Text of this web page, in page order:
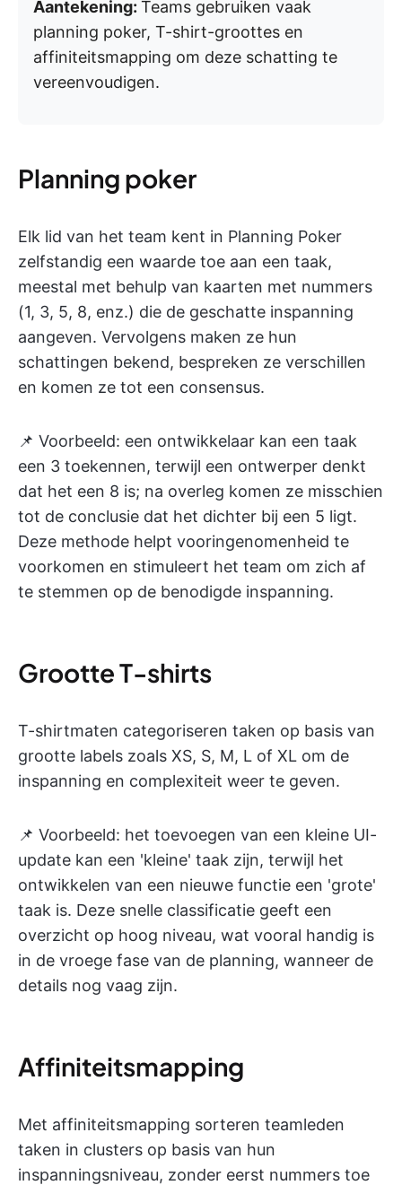
Aantekening: Teams gebruiken vaak
planning poker, T-shirt-groottes en
affiniteitsmapping om deze schatting te
vereenvoudigen.
Planning poker
Elk lid van het team kent in Planning Poker
zelfstandig een waarde toe aan een taak,
meestal met behulp van kaarten met nummers
(1, 3, 5, 8, enz.) die de geschatte inspanning
aangeven. Vervolgens maken ze hun
schattingen bekend, bespreken ze verschillen
en komen ze tot een consensus.
📌 Voorbeeld: een ontwikkelaar kan een taak
een 3 toekennen, terwijl een ontwerper denkt
dat het een 8 is; na overleg komen ze misschien
tot de conclusie dat het dichter bij een 5 ligt.
Deze methode helpt vooringenomenheid te
voorkomen en stimuleert het team om zich af
te stemmen op de benodigde inspanning.
Grootte T-shirts
T-shirtmaten categoriseren taken op basis van
grootte labels zoals XS, S, M, L of XL om de
inspanning en complexiteit weer te geven.
📌 Voorbeeld: het toevoegen van een kleine UI-
update kan een 'kleine' taak zijn, terwijl het
ontwikkelen van een nieuwe functie een 'grote'
taak is. Deze snelle classificatie geeft een
overzicht op hoog niveau, wat vooral handig is
in de vroege fase van de planning, wanneer de
details nog vaag zijn.
Affiniteitsmapping
Met affiniteitsmapping sorteren teamleden
taken in clusters op basis van hun
inspanningsniveau, zonder eerst nummers toe